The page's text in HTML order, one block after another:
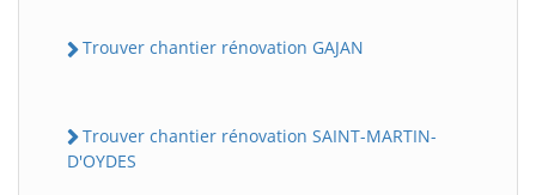
Trouver chantier rénovation GAJAN
Trouver chantier rénovation SAINT-MARTIN-
D'OYDES